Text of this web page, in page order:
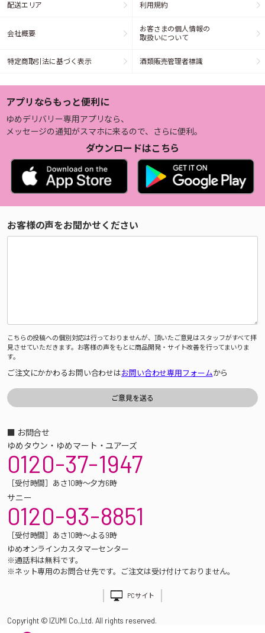
配送エリア 利用規約
会社概要
お客さまの個人情報の
取扱いについて
特定商取引法に基づく表示 酒類販売管理者標識
アプリならもっと便利に
ゆめデリバリー専用アプリなら、
メッセージの通知がスマホに来るので、さらに便利。
ダウンロードはこちら
お客様の声をお聞かせください
こちらの投稿への個別対応は行っておりませんが、頂いたご意見はスタッフがすべて拝
見させていただきます。お客様の声をもとに商品開発・サイト改善を行ってまいりま
す。
ご注文にかかわるお問い合わせはお問い合わせ専用フォームから
■ お問合せ
ゆめタウン・ゆめマート・ユアーズ
0120-37-1947
［受付時間］あさ10時～夕方6時
サニー
0120-93-8851
［受付時間］あさ10時～よる9時
ゆめオンラインカスタマーセンター
※通話料は無料です。
※ネット専用のお問合せ先です。ご注文は受け付けておりません。
PCサイト
Copyright © IZUMI Co.,Ltd. All rights reserved.